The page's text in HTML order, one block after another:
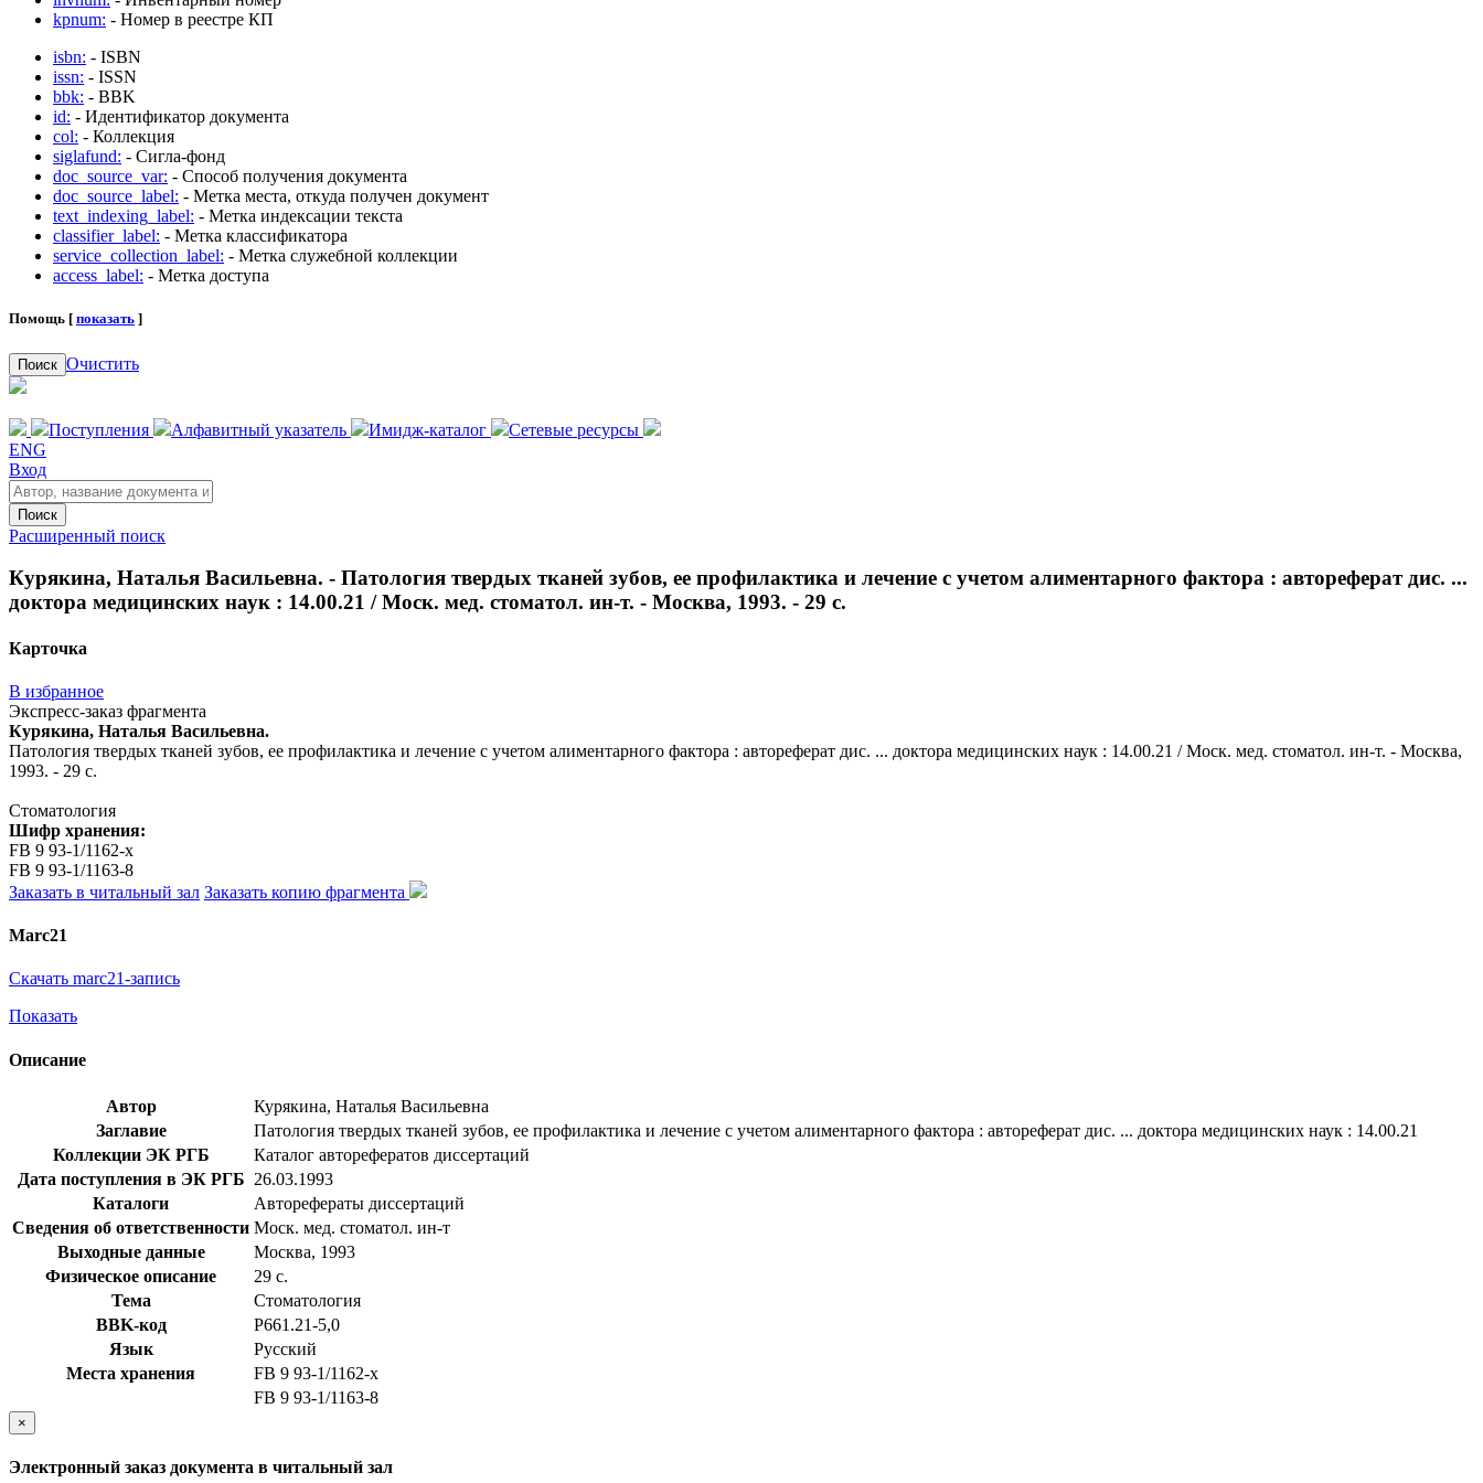
kpnum: - Номер в реестре КП
isbn: - ISBN
issn: - ISSN
bbk: - BBK
id: - Идентификатор документа
col: - Коллекция
siglafund: - Сигла-фонд
doc_source_var: - Способ получения документа
doc_source_label: - Метка места, откуда получен документ
text_indexing_label: - Метка индексации текста
classifier_label: - Метка классификатора
service_collection_label: - Метка служебной коллекции
access_label: - Метка доступа
Помощь [ показать ]
Поиск Очистить
Поступления Алфавитный указатель Имидж-каталог
Сетевые ресурсы
ENG
Вход
Поиск
Расширенный поиск
Курякина, Наталья Васильевна. - Патология твердых тканей зубов, ее профилактика и лечение с учетом алиментарного фактора : автореферат дис. ...
доктора медицинских наук : 14.00.21 / Моск. мед. стоматол. ин-т. - Москва, 1993. - 29 с.
Карточка
В избранное
Экспресс-заказ фрагмента
Курякина, Наталья Васильевна.
Патология твердых тканей зубов, ее профилактика и лечение с учетом алиментарного фактора : автореферат дис. ... доктора медицинских наук : 14.00.21 / Моск. мед. стоматол. ин-т. - Москва,
1993. - 29 с.
Стоматология
Шифр хранения:
FB 9 93-1/1162-x
FB 9 93-1/1163-8
Заказать в читальный зал Заказать копию фрагмента
Marc21
Скачать marc21-запись
Показать
Описание
Автор
Курякина, Наталья Васильевна
Заглавие
Патология твердых тканей зубов, ее профилактика и лечение с учетом алиментарного фактора : автореферат дис. ... доктора медицинских наук : 14.00.21
Коллекции ЭК РГБ
Каталог авторефератов диссертаций
Дата поступления в ЭК РГБ 26.03.1993
Каталоги
Авторефераты диссертаций
Сведения об ответственности Моск. мед. стоматол. ин-т
Выходные данные
Москва, 1993
Физическое описание
29 с.
Тема
Стоматология
BBK-код
Р661.21-5,0
Язык
Русский
Места хранения
FB 9 93-1/1162-x
FB 9 93-1/1163-8
×
Электронный заказ документа в читальный зал